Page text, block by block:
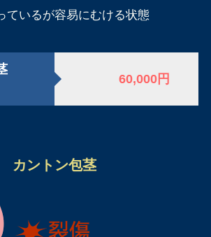
ているが容易にむける状態
60,000円
カントン包茎